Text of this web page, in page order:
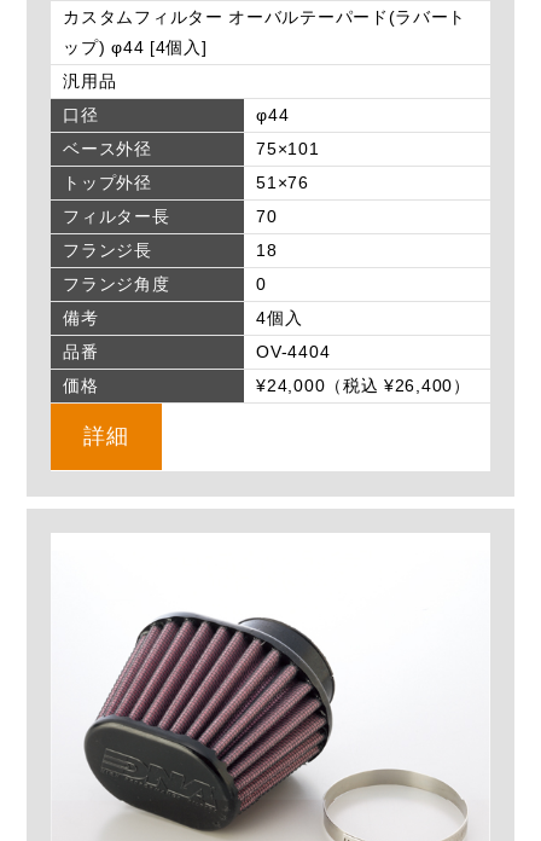
カスタムフィルター オーバルテーパード(ラバート
ップ) φ44 [4個入]
汎用品
口径
φ44
ベース外径
75×101
トップ外径
51×76
フィルター長
70
フランジ長
18
フランジ角度
0
備考
4個入
品番
OV-4404
価格
¥24,000（税込 ¥26,400）
詳細